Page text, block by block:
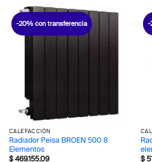
-20% con transferencia
CALEFACCIÓN
Radiador Peisa BROEN 500 8
Elementos
$469.155,09
-
$